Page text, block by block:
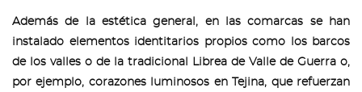
Además de la estética general, en las comarcas se han
instalado elementos identitarios propios como los barcos
de los valles o de la tradicional Librea de Valle de Guerra o,
por ejemplo, corazones luminosos en Tejina, que refuerzan